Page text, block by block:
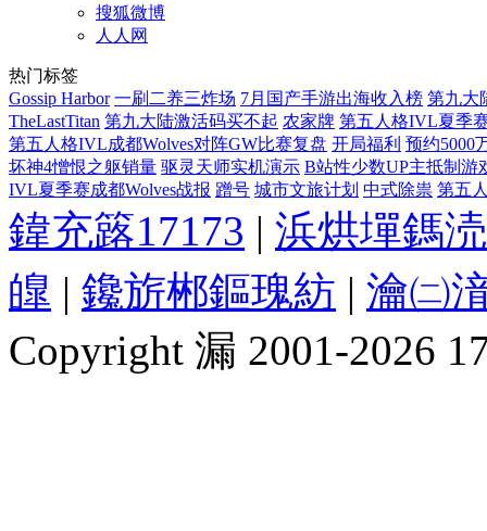
搜狐微博
人人网
热门标签
Gossip Harbor 一刷二养三炸场 7月国产手游出海收入榜 第九大
TheLastTitan 第九大陆激活码买不起 农家牌 第五人格IVL夏季
第五人格IVL成都Wolves对阵GW比赛复盘 开局福利 预约5000
坏神4憎恨之躯销量 驱灵天师实机演示 B站性少数UP主抵制游
IVL夏季赛成都Wolves战报 蹭号 城市文旅计划 中式除祟 第五
鍏充簬17173 | 浜烘墠鎷
皥 | 鑱旂郴鏂瑰紡 | 瀹㈡
Copyright 漏 2001-2026